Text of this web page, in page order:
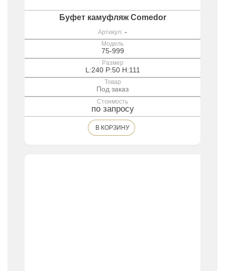
Буфет камуфляж Comedor
Артикул: -
Модель
75-999
Размер
L:240 P:50 H:111
Товар
Под заказ
Стоимость
по запросу
В КОРЗИНУ